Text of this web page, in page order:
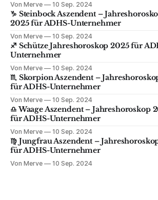
Von Merve 10 Sep. 2024
♑️ Steinbock Aszendent –
2025 für ADHS-Unternehmer
Von Merve 10 Sep. 2024
♐️ Schütze Jahreshoroskop 2025 für
Unternehmer
Von Merve 10 Sep. 2024
♏️ Skorpion Aszendent –
für ADHS-Unternehmer
Von Merve 10 Sep. 2024
♎️ Waage Aszendent – Jahreshoroskop
für ADHS-Unternehmer
Von Merve 10 Sep. 2024
♍️ Jungfrau Aszendent –
für ADHS-Unternehmer
Von Merve 10 Sep. 2024